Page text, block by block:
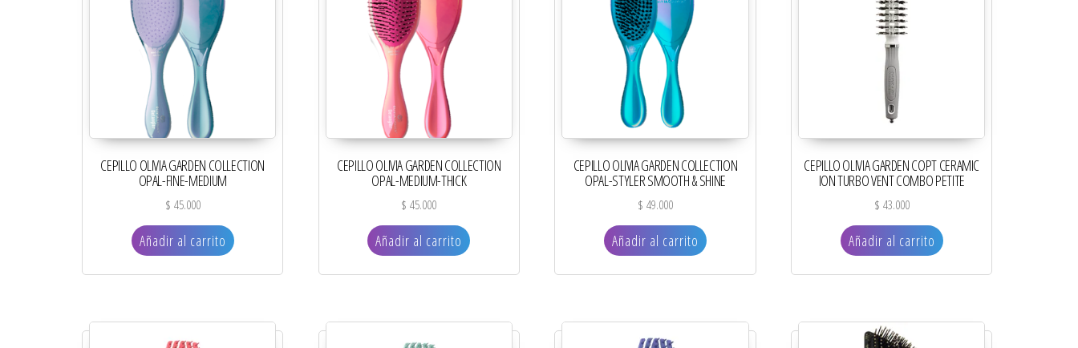
CEPILLO OLIVIA GARDEN COLLECTION
OPAL-FINE-MEDIUM
$ 45.000
Añadir al carrito
CEPILLO OLIVIA GARDEN COLLECTION
OPAL-MEDIUM-THICK
$ 45.000
Añadir al carrito
CEPILLO OLIVIA GARDEN COLLECTION
OPAL-STYLER SMOOTH & SHINE
$ 49.000
Añadir al carrito
CEPILLO OLIVIA GARDEN COPT CERAMIC
ION TURBO VENT COMBO PETITE
$ 43.000
Añadir al carrito